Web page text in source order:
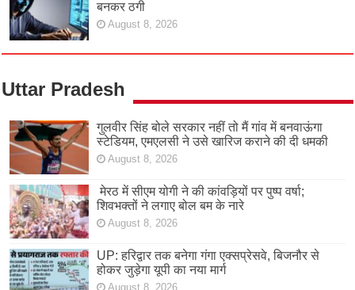
बनकर ठगी
August 8, 2026
Uttar Pradesh
गुलवीर सिंह बोले सरकार नहीं तो मैं गांव में बनवाऊंगा
स्टेडियम, एमएलसी ने उसे खारिज कराने की दी धमकी
August 8, 2026
मेरठ में सीएम योगी ने की कांवड़ियों पर पुष्प वर्षा;
शिवभक्तों ने लगाए बोल बम के नारे
August 8, 2026
UP: हरिद्वार तक बनेगा गंगा एक्सप्रेसवे, बिजनौर से
होकर जुड़ेगा यूपी का नया मार्ग
August 8, 2026